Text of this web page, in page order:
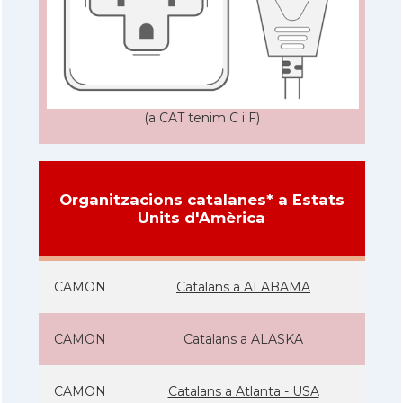
(a CAT tenim C i F)
Organitzacions catalanes* a Estats
Units d'Amèrica
CAMON Catalans a ALABAMA
CAMON Catalans a ALASKA
CAMON Catalans a Atlanta - USA